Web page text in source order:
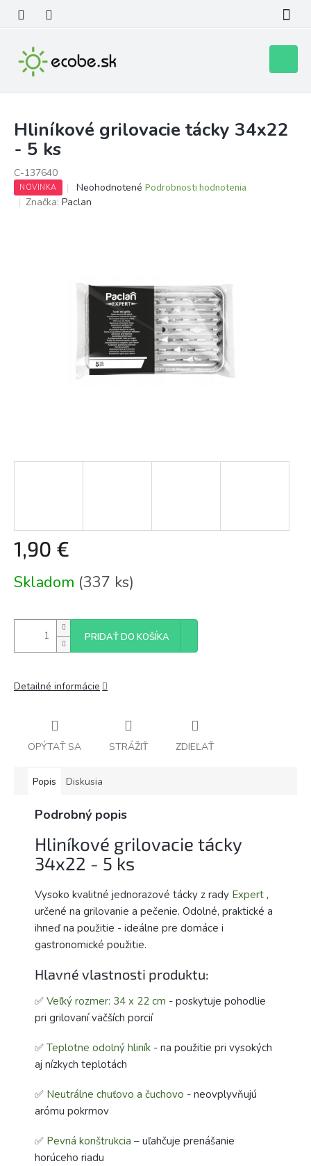
obsah
košík
Hliníkové grilovacie tácky 34x22
- 5 ks
C-137640
NOVINKA
Priemerné
hodnotenie
Neohodnotené Podrobnosti hodnotenia
Značka: Paclan
1,90 €
cena:
Skladom (337 ks)
PRIDAŤ DO KOŠÍKA
Detailné informácie
OPÝTAŤ SA STRÁŽIŤ ZDIEĽAŤ
Popis Diskusia
Podrobný popis
Hliníkové grilovacie tácky
34x22 - 5 ks
Vysoko kvalitné jednorazové tácky z rady Expert ,
určené na grilovanie a pečenie. Odolné, praktické a
ihneď na použitie - ideálne pre domáce i
gastronomické použitie.
Hlavné vlastnosti produktu:
✅ Veľký rozmer: 34 x 22 cm - poskytuje pohodlie
pri grilovaní väčších porcií
✅ Teplotne odolný hliník - na použitie pri vysokých
aj nízkych teplotách
✅ Neutrálne chuťovo a čuchovo - neovplyvňujú
arómu pokrmov
✅ Pevná konštrukcia – uľahčuje prenášanie
horúceho riadu